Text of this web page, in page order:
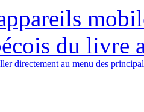
du livre
directement au menu des